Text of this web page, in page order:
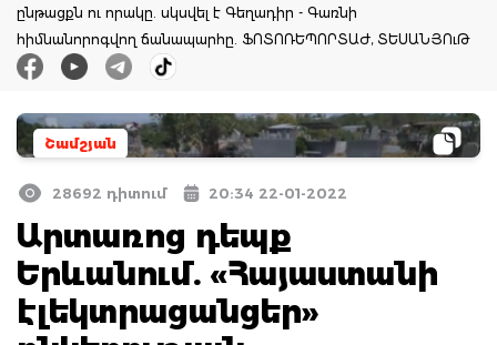
ընթացքն ու որակը. սկսվել է Գեղադիր - Գառնի
հիմնանորոգվող ճանապարհը. ՖՈՏՈՌԵՊՈՐՏԱԺ, ՏԵՍԱՆՅՈւԹ
Շամշյան
28692 դիտում 20:34 22-01-2022
Արտառոց դեպք
Երևանում. «Հայաստանի
էլեկտրացանցեր»